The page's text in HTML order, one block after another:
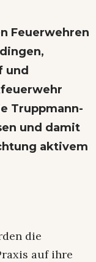
Feuerwehren
und
Truppmann-
und damit
aktivem
die
auf ihre